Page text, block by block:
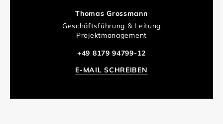
Thomas Grossmann
Geschäftsführung & Leitung
Projektmanagement
+49 8179 94799-12
E-MAIL SCHREIBEN